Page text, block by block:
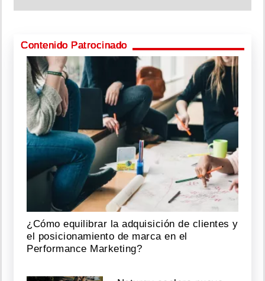
Contenido Patrocinado
¿Cómo equilibrar la adquisición de clientes y
el posicionamiento de marca en el
Performance Marketing?